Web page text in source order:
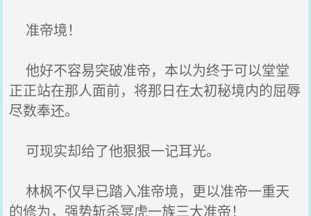
准帝境！
他好不容易突破准帝，本以为终于可以堂堂
正正站在那人面前，将那日在太初秘境内的屈辱
尽数奉还。
可现实却给了他狠狠一记耳光。
林枫不仅早已踏入准帝境，更以准帝一重天
的修为，强势斩杀冥虎一族三大准帝！